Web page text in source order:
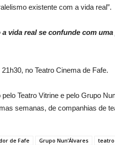
existente com a vida real”.
vida real se confunde com
no Teatro Cinema de Fafe.
pelo Teatro Vitrine e pelo Grupo
semanas, de companhias de
de Fafe Grupo Nun’Álvares teatro